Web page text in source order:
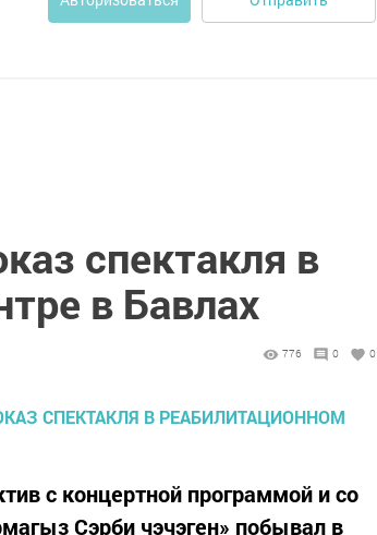
спектакля в
в Бавлах
776 0 0
с концертной программой и со
Сэрби чэчэген» побывал в